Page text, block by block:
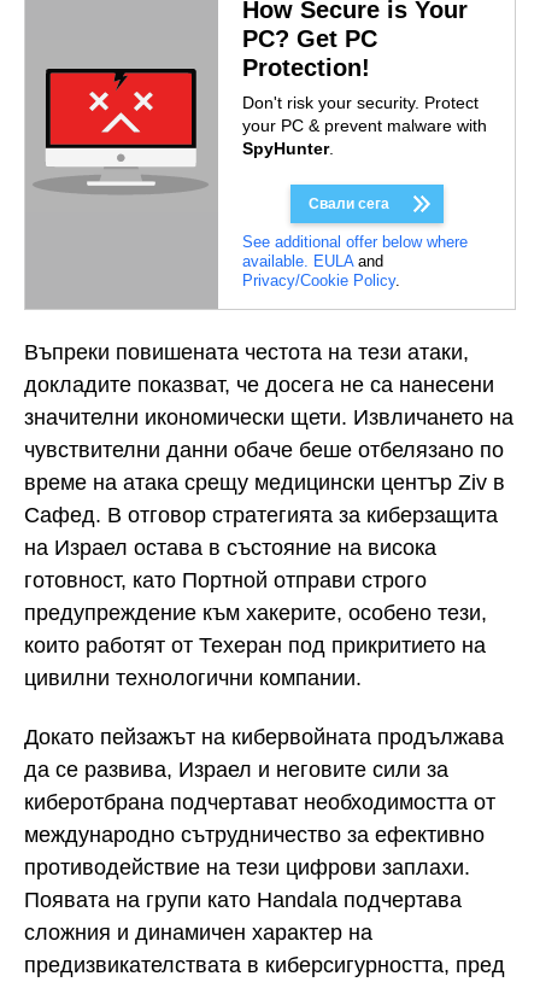
How Secure is Your
PC? Get PC
Protection!
Don't risk your security. Protect
your PC & prevent malware with
SpyHunter.
Свали сега
See additional offer below where
available. EULAand
Privacy/Cookie Policy.
Въпреки повишената честота на тези атаки,
докладите показват, че досега не са нанесени
значителни икономически щети. Извличането на
чувствителни данни обаче беше отбелязано по
време на атака срещу медицински център Ziv в
Сафед. В отговор стратегията за киберзащита
на Израел остава в състояние на висока
готовност, като Портной отправи строго
предупреждение към хакерите, особено тези,
които работят от Техеран под прикритието на
цивилни технологични компании.
Докато пейзажът на кибервойната продължава
да се развива, Израел и неговите сили за
киберотбрана подчертават необходимостта от
международно сътрудничество за ефективно
противодействие на тези цифрови заплахи.
Появата на групи като Handala подчертава
сложния и динамичен характер на
предизвикателствата в киберсигурността, пред